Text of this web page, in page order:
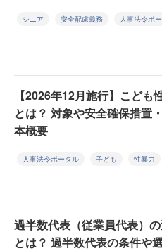
シニア 安全配慮義務 人事法令ポ
【2026年12月施行】こども
とは？ 対象や安全確保措置
本概要
人事法令ポータル 子ども 性暴力
過半数代表（従業員代表）
とは？ 過半数代表の条件や